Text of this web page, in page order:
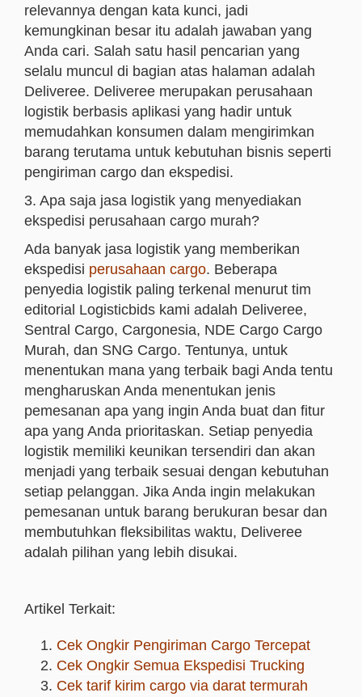
relevannya dengan kata kunci, jadi
kemungkinan besar itu adalah jawaban yang
Anda cari. Salah satu hasil pencarian yang
selalu muncul di bagian atas halaman adalah
Deliveree. Deliveree merupakan perusahaan
logistik berbasis aplikasi yang hadir untuk
memudahkan konsumen dalam mengirimkan
barang terutama untuk kebutuhan bisnis seperti
pengiriman cargo dan ekspedisi.
3. Apa saja jasa logistik yang menyediakan
ekspedisi perusahaan cargo murah?
Ada banyak jasa logistik yang memberikan
ekspedisi perusahaan cargo. Beberapa
penyedia logistik paling terkenal menurut tim
editorial Logisticbids kami adalah Deliveree,
Sentral Cargo, Cargonesia, NDE Cargo Cargo
Murah, dan SNG Cargo. Tentunya, untuk
menentukan mana yang terbaik bagi Anda tentu
mengharuskan Anda menentukan jenis
pemesanan apa yang ingin Anda buat dan fitur
apa yang Anda prioritaskan. Setiap penyedia
logistik memiliki keunikan tersendiri dan akan
menjadi yang terbaik sesuai dengan kebutuhan
setiap pelanggan. Jika Anda ingin melakukan
pemesanan untuk barang berukuran besar dan
membutuhkan fleksibilitas waktu, Deliveree
adalah pilihan yang lebih disukai.
Artikel Terkait:
Cek Ongkir Pengiriman Cargo Tercepat
Cek Ongkir Semua Ekspedisi Trucking
Cek tarif kirim cargo via darat termurah